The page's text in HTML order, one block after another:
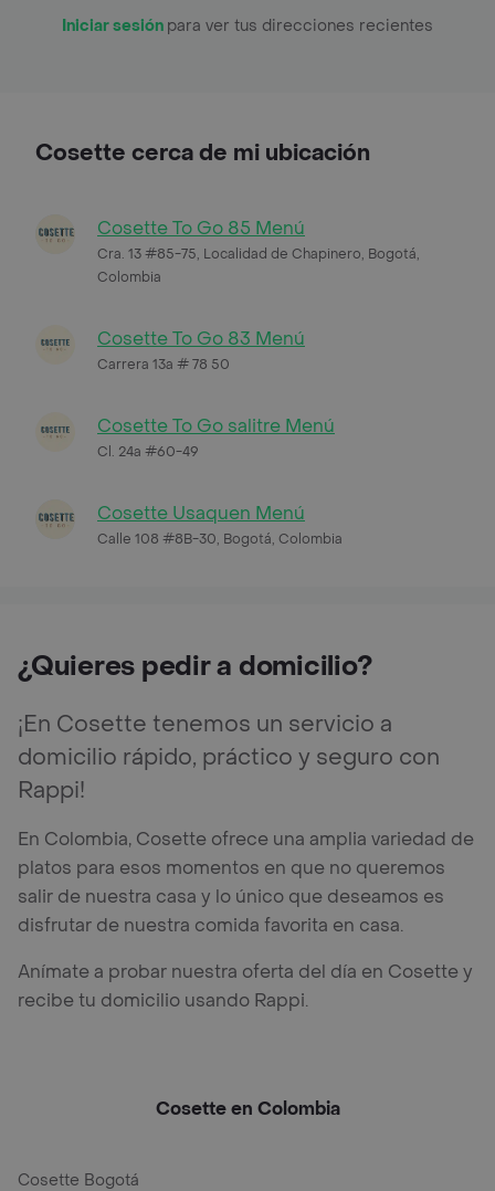
Iniciar sesión para ver tus direcciones recientes
Cosette cerca de mi ubicación
Cosette To Go 85 Menú
Cra. 13 #85-75, Localidad de Chapinero, Bogotá,
Colombia
Cosette To Go 83 Menú
Carrera 13a # 78 50
Cosette To Go salitre Menú
Cl. 24a #60-49
Cosette Usaquen Menú
Calle 108 #8B-30, Bogotá, Colombia
¿Quieres pedir a domicilio?
¡En Cosette tenemos un servicio a
domicilio rápido, práctico y seguro con
Rappi!
En Colombia, Cosette ofrece una amplia variedad de
platos para esos momentos en que no queremos
salir de nuestra casa y lo único que deseamos es
disfrutar de nuestra comida favorita en casa.
Anímate a probar nuestra oferta del día en Cosette y
recibe tu domicilio usando Rappi.
Cosette en Colombia
Cosette Bogotá